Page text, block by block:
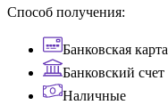
Способ получения:
Банковская карта
Банковский счет
Наличные